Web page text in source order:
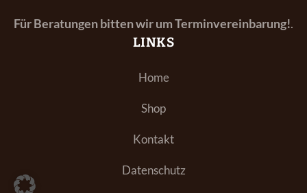
Für Beratungen bitten wir um Terminvereinbarung!.
LINKS
Home
Shop
Kontakt
Datenschutz